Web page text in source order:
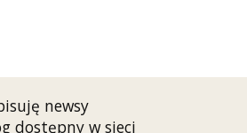
newsy
dostępny w sieci